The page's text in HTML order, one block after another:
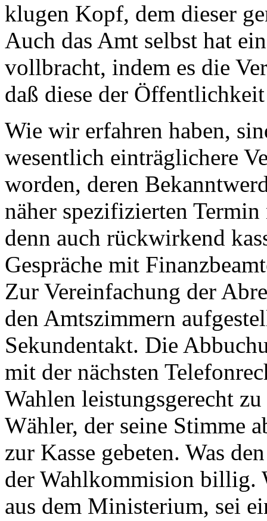
klugen Kopf, dem dieser
Auch das Amt selbst hat
vollbracht, indem es die
daß diese der
Wie wir erfahren haben,
wesentlich einträglichere
worden, deren
näher spezifizierten
denn auch rückwirkend
Gespräche mit
Zur Vereinfachung der
den Amtszimmern
Sekundentakt. Die
mit der nächsten
Wahlen leistungsgerecht
Wähler, der seine Stimme
zur Kasse gebeten. Was
der Wahlkommision billig.
aus dem Ministerium, sei